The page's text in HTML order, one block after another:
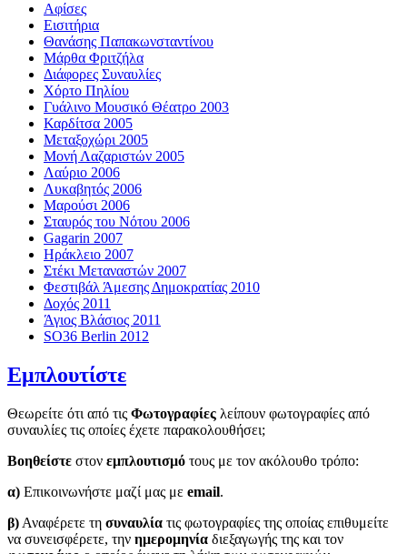
Αφίσες
Εισιτήρια
Θανάσης Παπακωνσταντίνου
Μάρθα Φριτζήλα
Διάφορες Συναυλίες
Χόρτο Πηλίου
Γυάλινο Μουσικό Θέατρο 2003
Καρδίτσα 2005
Μεταξοχώρι 2005
Μονή Λαζαριστών 2005
Λαύριο 2006
Λυκαβητός 2006
Μαρούσι 2006
Σταυρός του Νότου 2006
Gagarin 2007
Ηράκλειο 2007
Στέκι Μεταναστών 2007
Φεστιβάλ Άμεσης Δημοκρατίας 2010
Δοχός 2011
Άγιος Βλάσιος 2011
SO36 Berlin 2012
Εμπλουτίστε
Θεωρείτε ότι από τις Φωτογραφίες λείπουν φωτογραφίες από
συναυλίες τις οποίες έχετε παρακολουθήσει;
Βοηθείστε στον εμπλουτισμό τους με τον ακόλουθο τρόπο:
α) Επικοινωνήστε μαζί μας με email.
β) Αναφέρετε τη συναυλία τις φωτογραφίες της οποίας επιθυμείτε
να συνεισφέρετε, την ημερομηνία διεξαγωγής της και τον